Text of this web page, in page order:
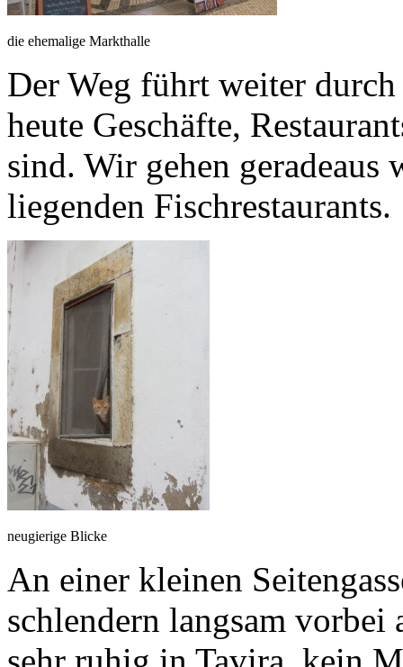
die ehemalige Markthalle
Der Weg führt weiter
heute Geschäfte,
sind. Wir gehen geradeaus
liegenden Fischrestaurants.
neugierige Blicke
An einer kleinen
schlendern langsam vorbei